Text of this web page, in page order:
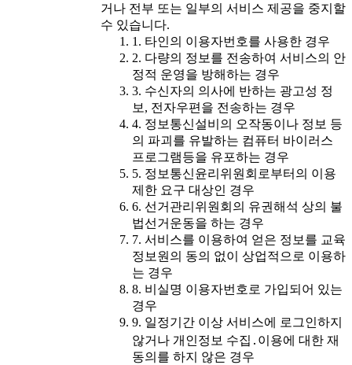
거나 전부 또는 일부의 서비스 제공을 중지할
수 있습니다.
1. 타인의 이용자번호를 사용한 경우
2. 다량의 정보를 전송하여 서비스의 안
정적 운영을 방해하는 경우
3. 수신자의 의사에 반하는 광고성 정
보, 전자우편을 전송하는 경우
4. 정보통신설비의 오작동이나 정보 등
의 파괴를 유발하는 컴퓨터 바이러스
프로그램등을 유포하는 경우
5. 정보통신윤리위원회로부터의 이용
제한 요구 대상인 경우
6. 선거관리위원회의 유권해석 상의 불
법선거운동을 하는 경우
7. 서비스를 이용하여 얻은 정보를 교육
정보원의 동의 없이 상업적으로 이용하
는 경우
8. 비실명 이용자번호로 가입되어 있는
경우
9. 일정기간 이상 서비스에 로그인하지
않거나 개인정보 수집․이용에 대한 재
동의를 하지 않은 경우